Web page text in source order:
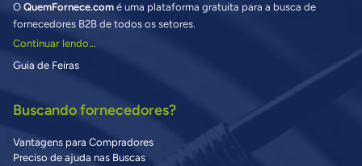
O QuemFornece.com é uma plataforma gratuita para a busca de
fornecedores B2B de todos os setores.
Continuar lendo...
Guia de Feiras
Buscando fornecedores?
Vantagens para Compradores
Preciso de ajuda nas Buscas